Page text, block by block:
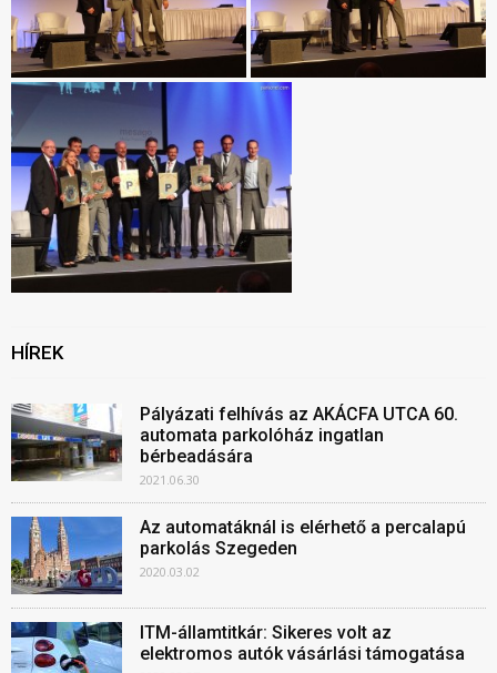
HÍREK
Pályázati felhívás az AKÁCFA UTCA 60.
automata parkolóház ingatlan
bérbeadására
2021.06.30
Az automatáknál is elérhető a percalapú
parkolás Szegeden
2020.03.02
ITM-államtitkár: Sikeres volt az
elektromos autók vásárlási támogatása